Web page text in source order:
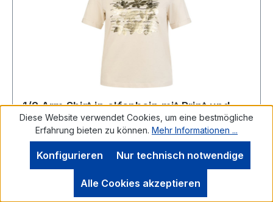
1/2 Arm Shirt in elfenbein mit Print und
Pailletten
elfenbei mit rundem Ausschnitt und 1/2 Arm. Der
Diese Website verwendet Cookies, um eine bestmögliche
Erfahrung bieten zu können. Mehr Informationen ...
Nur technisch notwendige
Konfigurieren
Alle Cookies akzeptieren